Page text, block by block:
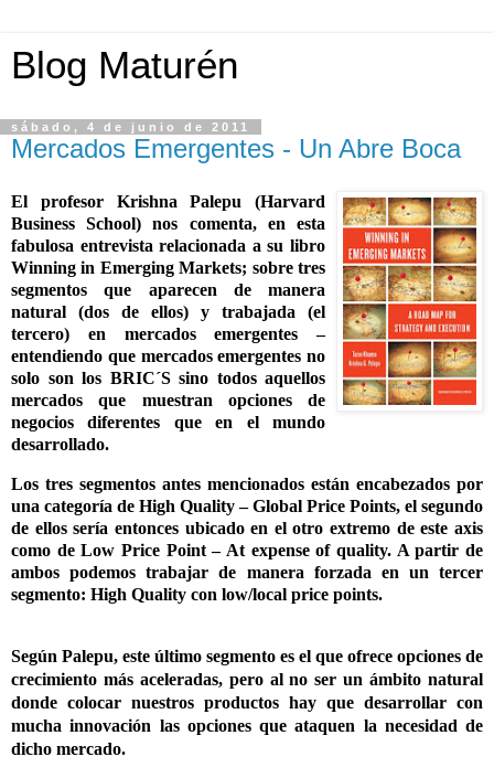
Blog Maturén
sábado, 4 de junio de 2011
Mercados Emergentes - Un Abre Boca
El profesor
Krishna Palepu (Harvard
Business School) nos comenta, en esta
fabulosa entrevista relacionada a su libro
Winning in Emerging Markets; sobre tres
segmentos que aparecen de manera
natural (dos de ellos) y trabajada (el
tercero) en mercados emergentes –
entendiendo que mercados emergentes no
solo son los BRIC´S sino todos aquellos
mercados que muestran opciones de
negocios diferentes que en el mundo
desarrollado.
Los tres segmentos antes mencionados están encabezados por
una categoría de High Quality – Global Price Points, el segundo
de ellos sería entonces ubicado en el otro extremo de este axis
como de Low Price Point – At expense of quality. A partir de
ambos podemos trabajar de manera forzada en un tercer
segmento: High Quality con low/local price points.
Según Palepu, este último segmento es el que ofrece opciones de
crecimiento más aceleradas, pero al no ser un ámbito natural
donde colocar nuestros productos hay que desarrollar con
mucha innovación las opciones que ataquen la necesidad de
dicho mercado.